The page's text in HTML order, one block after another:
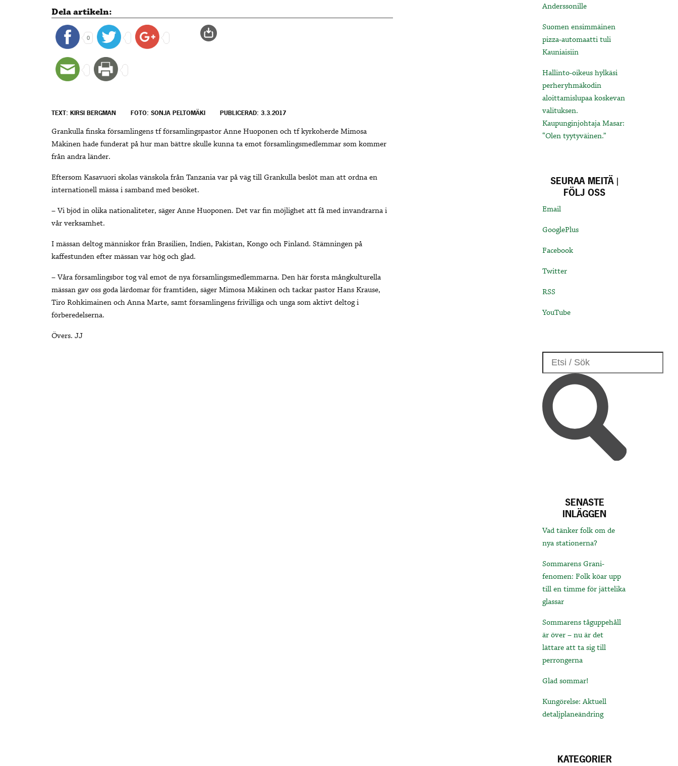
Dela artikeln:
0
TEXT: KIRSI BERGMAN FOTO: SONJA PELTOMÄKI PUBLICERAD: 3.3.2017
Grankulla finska församlingens tf församlingspastor Anne Huoponen och tf kyrkoherde Mimosa
Mäkinen hade funderat på hur man bättre skulle kunna ta emot församlingsmedlemmar som kommer
från andra länder.
Eftersom Kasavuori skolas vänskola från Tanzania var på väg till Grankulla beslöt man att ordna en
internationell mässa i samband med besöket.
– Vi bjöd in olika nationaliteter, säger Anne Huoponen. Det var fin möjlighet att få med invandrarna i
vår verksamhet.
I mässan deltog människor från Brasilien, Indien, Pakistan, Kongo och Finland. Stämningen på
kaffestunden efter mässan var hög och glad.
– Våra församlingsbor tog väl emot de nya församlingsmedlemmarna. Den här första mångkulturella
mässan gav oss goda lärdomar för framtiden, säger Mimosa Mäkinen och tackar pastor Hans Krause,
Tiro Rohkimainen och Anna Marte, samt församlingens frivilliga och unga som aktivt deltog i
förberedelserna.
Övers. JJ
Anderssonille
Suomen ensimmäinen
pizza-automaatti tuli
Kauniaisiin
Hallinto-oikeus hylkäsi
perheryhmäkodin
aloittamislupaa koskevan
valituksen.
Kaupunginjohtaja Masar:
“Olen tyytyväinen.”
SEURAA MEITÄ |
FÖLJ OSS
Email
GooglePlus
Facebook
Twitter
RSS
YouTube
SENASTE
INLÄGGEN
Vad tänker folk om de
nya stationerna?
Sommarens Grani-
fenomen: Folk köar upp
till en timme för jättelika
glassar
Sommarens tåguppehåll
är över – nu är det
lättare att ta sig till
perrongerna
Glad sommar!
Kungörelse: Aktuell
detaljplaneändring
KATEGORIER